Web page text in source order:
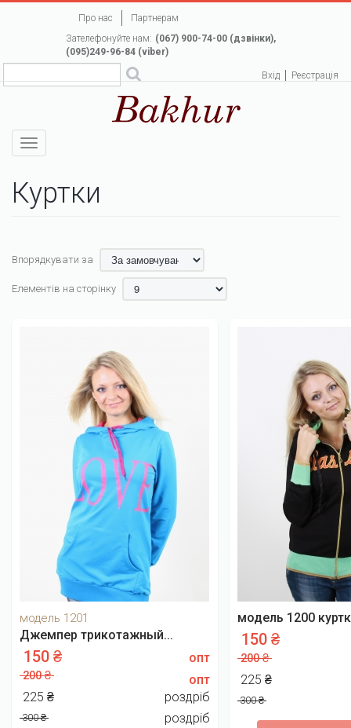
Про нас
Партнерам
Зателефонуйте нам: (067) 900-74-00 (дзвінки),
(095)249-96-84 (viber)
Вхід Реєстрація
Toggle
navigation
Куртки
Впорядкувати за
Елементів на сторінку
модель 1201
Джемпер трикотажный...
150 ₴ опт
200 ₴
опт
225 ₴
роздріб
300 ₴ роздріб
модель 1200
150 ₴
200 ₴
225 ₴
300 ₴